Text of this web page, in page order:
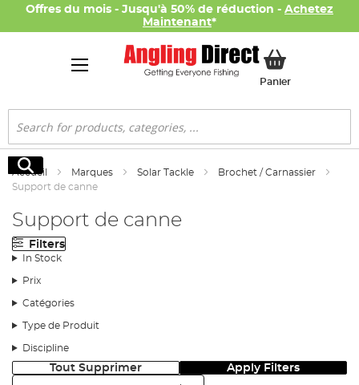
Offres du mois - Jusqu'à 50% de réduction - Achetez
Maintenant*
PanierMon panier
Rechercher
Rechercher
Accueil Marques Solar Tackle
Brochet / Carnassier
Support de canne
Support de canne
Filters
In Stock
Prix
Catégories
Type de Produit
Discipline
Tout Supprimer Apply Filters